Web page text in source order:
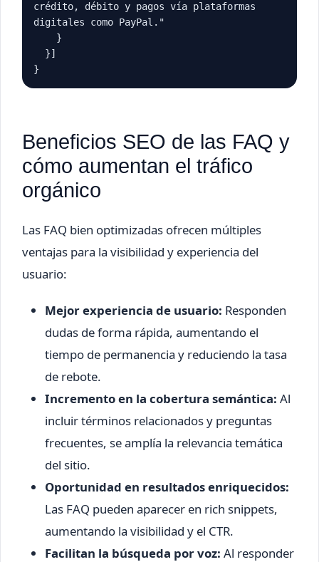
crédito, débito y pagos vía plataformas
digitales como PayPal."
}
Beneficios SEO de las FAQ y
cómo aumentan el tráfico
orgánico
Las FAQ bien optimizadas ofrecen múltiples
ventajas para la visibilidad y experiencia del
usuario:
Mejor experiencia de usuario: Responden
dudas de forma rápida, aumentando el
tiempo de permanencia y reduciendo la tasa
de rebote.
Incremento en la cobertura semántica: Al
incluir términos relacionados y preguntas
frecuentes, se amplía la relevancia temática
del sitio.
Oportunidad en resultados enriquecidos:
Las FAQ pueden aparecer en rich snippets,
aumentando la visibilidad y el CTR.
Facilitan la búsqueda por voz: Al responder